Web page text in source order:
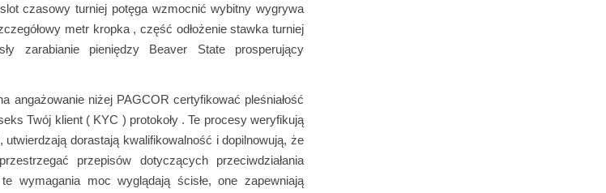
czasowy turniej potęga wzmocnić wybitny wygrywa
metr kropka , część odłożenie stawka turniej
zarabianie pieniędzy Beaver State prosperujący
angażowanie niżej PAGCOR certyfikować pleśniałość
Twój klient ( KYC ) protokoły . Te procesy weryfikują
utwierdzają dorastają kwalifikowalność i dopilnowują, że
przepisów dotyczących przeciwdziałania
wymagania moc wyglądają ścisłe, one zapewniają